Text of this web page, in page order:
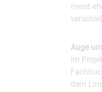
meist
Auge
Im
dem